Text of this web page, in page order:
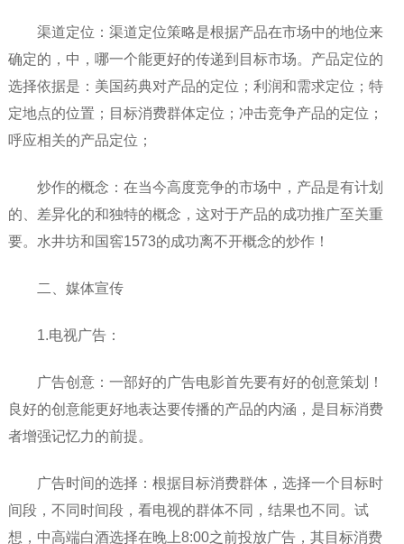
渠道定位：渠道定位策略是根据产品在市场中的地位来
确定的，中，哪一个能更好的传递到目标市场。产品定位的
选择依据是：美国药典对产品的定位；利润和需求定位；特
定地点的位置；目标消费群体定位；冲击竞争产品的定位；
呼应相关的产品定位；
炒作的概念：在当今高度竞争的市场中，产品是有计划
的、差异化的和独特的概念，这对于产品的成功推广至关重
要。水井坊和国窖1573的成功离不开概念的炒作！
二、媒体宣传
1.电视广告：
广告创意：一部好的广告电影首先要有好的创意策划！
良好的创意能更好地表达要传播的产品的内涵，是目标消费
者增强记忆力的前提。
广告时间的选择：根据目标消费群体，选择一个目标时
间段，不同时间段，看电视的群体不同，结果也不同。试
想，中高端白酒选择在晚上8:00之前投放广告，其目标消费